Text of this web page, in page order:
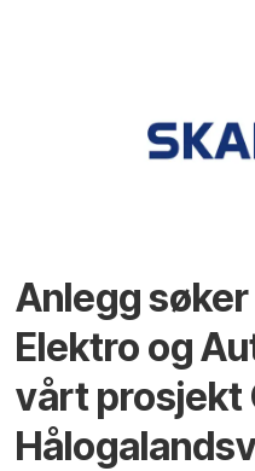
Anlegg
Elektro og
vårt prosjekt